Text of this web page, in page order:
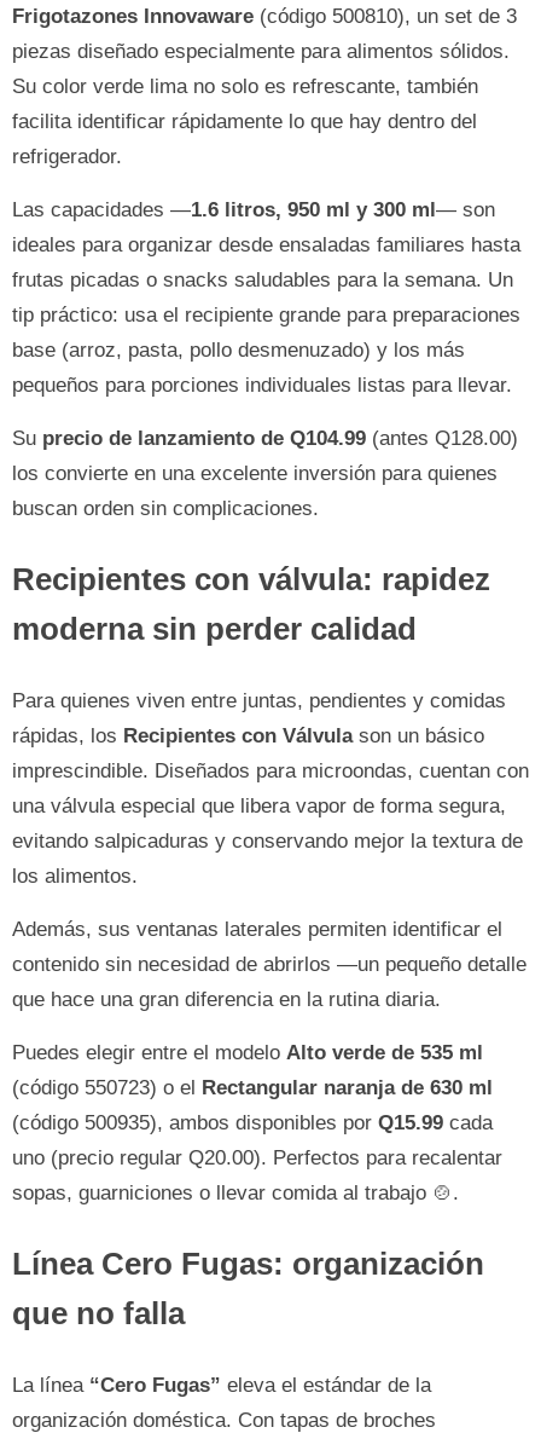
Frigotazones Innovaware (código 500810), un set de 3
piezas diseñado especialmente para alimentos sólidos.
Su color verde lima no solo es refrescante, también
facilita identificar rápidamente lo que hay dentro del
refrigerador.
Las capacidades —1.6 litros, 950 ml y 300 ml— son
ideales para organizar desde ensaladas familiares hasta
frutas picadas o snacks saludables para la semana. Un
tip práctico: usa el recipiente grande para preparaciones
base (arroz, pasta, pollo desmenuzado) y los más
pequeños para porciones individuales listas para llevar.
Su precio de lanzamiento de Q104.99 (antes Q128.00)
los convierte en una excelente inversión para quienes
buscan orden sin complicaciones.
Recipientes con válvula: rapidez
moderna sin perder calidad
Para quienes viven entre juntas, pendientes y comidas
rápidas, los Recipientes con Válvulason un básico
imprescindible. Diseñados para microondas, cuentan con
una válvula especial que libera vapor de forma segura,
evitando salpicaduras y conservando mejor la textura de
los alimentos.
Además, sus ventanas laterales permiten identificar el
contenido sin necesidad de abrirlos —un pequeño detalle
que hace una gran diferencia en la rutina diaria.
Puedes elegir entre el modelo Alto verde de 535 ml
(código 550723) o el Rectangular naranja de 630 ml
(código 500935), ambos disponibles por Q15.99 cada
uno (precio regular Q20.00). Perfectos para recalentar
sopas, guarniciones o llevar comida al trabajo 🍲.
Línea Cero Fugas: organización
que no falla
La línea “Cero Fugas” eleva el estándar de la
organización doméstica. Con tapas de broches